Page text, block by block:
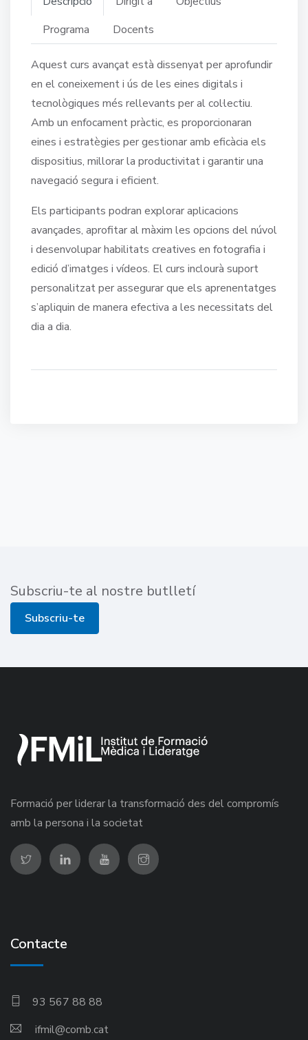
Programa
Docents
Aquest curs avançat està dissenyat per aprofundir
en el coneixement i ús de les eines digitals i
tecnològiques més rellevants per al col·lectiu.
Amb un enfocament pràctic, es proporcionaran
eines i estratègies per gestionar amb eficàcia els
dispositius, millorar la productivitat i garantir una
navegació segura i eficient.
Els participants podran explorar aplicacions
avançades, aprofitar al màxim les opcions del núvol
i desenvolupar habilitats creatives en fotografia i
edició d’imatges i vídeos. El curs inclourà suport
personalitzat per assegurar que els aprenentatges
s’apliquin de manera efectiva a les necessitats del
dia a dia.
Subscriu-te al nostre butlletí
Subscriu-te
Formació per liderar la transformació des del compromís
amb la persona i la societat
Contacte
93 567 88 88
ifmil